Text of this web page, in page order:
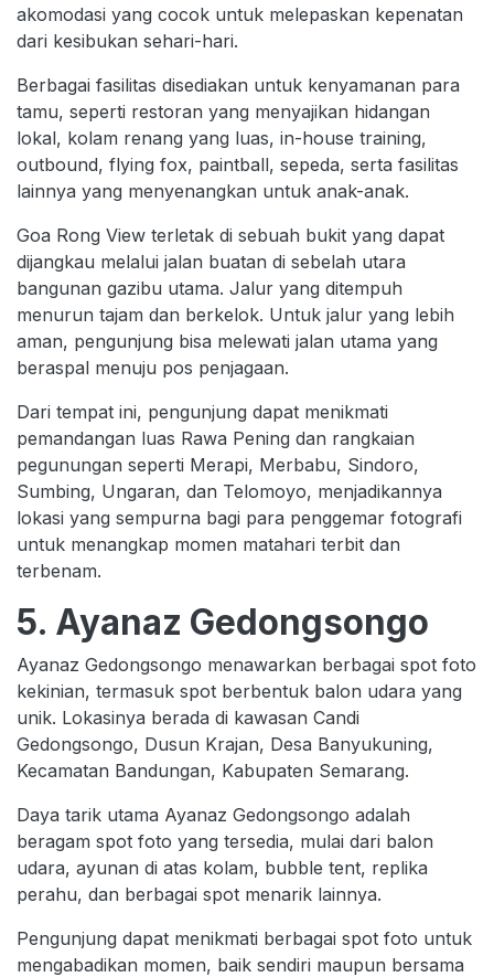
akomodasi yang cocok untuk melepaskan kepenatan
dari kesibukan sehari-hari.
Berbagai fasilitas disediakan untuk kenyamanan para
tamu, seperti restoran yang menyajikan hidangan
lokal, kolam renang yang luas, in-house training,
outbound, flying fox, paintball, sepeda, serta fasilitas
lainnya yang menyenangkan untuk anak-anak.
Goa Rong View terletak di sebuah bukit yang dapat
dijangkau melalui jalan buatan di sebelah utara
bangunan gazibu utama. Jalur yang ditempuh
menurun tajam dan berkelok. Untuk jalur yang lebih
aman, pengunjung bisa melewati jalan utama yang
beraspal menuju pos penjagaan.
Dari tempat ini, pengunjung dapat menikmati
pemandangan luas Rawa Pening dan rangkaian
pegunungan seperti Merapi, Merbabu, Sindoro,
Sumbing, Ungaran, dan Telomoyo, menjadikannya
lokasi yang sempurna bagi para penggemar fotografi
untuk menangkap momen matahari terbit dan
terbenam.
5. Ayanaz Gedongsongo
Ayanaz Gedongsongo menawarkan berbagai spot foto
kekinian, termasuk spot berbentuk balon udara yang
unik. Lokasinya berada di kawasan Candi
Gedongsongo, Dusun Krajan, Desa Banyukuning,
Kecamatan Bandungan, Kabupaten Semarang.
Daya tarik utama Ayanaz Gedongsongo adalah
beragam spot foto yang tersedia, mulai dari balon
udara, ayunan di atas kolam, bubble tent, replika
perahu, dan berbagai spot menarik lainnya.
Pengunjung dapat menikmati berbagai spot foto untuk
mengabadikan momen, baik sendiri maupun bersama